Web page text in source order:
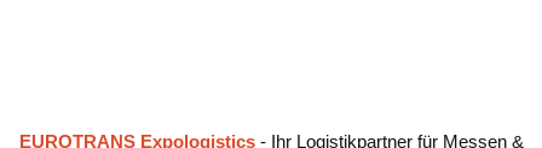
EUROTRANS Expologistics- Ihr Logistikpartner für Messen &